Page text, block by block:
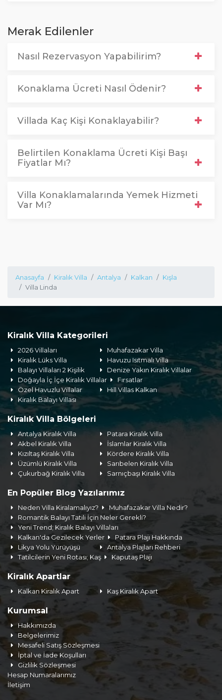
Merak Edilenler
Nasıl Rezervasyon Yapabilirim?
Konaklama Ücreti Nasıl Ödenir?
Villada Kaç Kişi Konaklayabilir?
Belirtilen Konaklama Ücreti Kişi Başı
Fiyatlar Mı?
Villa Konaklamalarında Yemek Hizmeti
Var Mı?
Anasayfa Kiralık Villa Antalya Kalkan
Kışla
Villa Linda
Kiralık Villa Kategorileri
2026 Villaları
Muhafazakar Villa
Kiralık Lüks Villa
Havuzu Isıtmalı Villa
Balayı Villaları 2 Kişilik
Denize Yakın Kiralık Villalar
Doğayla İç İçe Kiralık Villalar
Fırsatlar
Özel Havuzlu Villalar
Hill Villas Kalkan
Kiralık Balayı Villası
Kiralık Villa Bölgeleri
Antalya Kiralık Villa
Patara Kiralık Villa
Akbel Kiralık Villa
İslamlar Kiralık Villa
Kızıltaş Kiralık Villa
Kördere Kiralık Villa
Üzümlü Kiralık Villa
Sarıbelen Kiralık Villa
Çukurbağ Kiralık Villa
Sarnıçbaşı Kiralık Villa
En Popüler Blog Yazılarımız
Neden Villa Kiralamalıyız?
Muhafazakar Villa Nedir?
Romantik Balayı Tatili İçin Neler Gerekli?
Yeni Trend; Kiralık Balayı Villaları
Kalkan'da Gezilecek Yerler
Patara Plajı Hakkında
Likya Yolu Yürüyüşü
Antalya Plajları Rehberi
Tatilcilerin Yeni Rotası; Kaş
Kaputaş Plajı
Kiralık Apartlar
Kalkan Kiralık Apart Kaş Kiralık Apart
Kurumsal
Hakkımızda
Belgelerimiz
Mesafeli Satış Sözleşmesi
İptal ve İade Koşulları
Gizlilik Sözleşmesi
Hesap Numaralarımız
İletişim